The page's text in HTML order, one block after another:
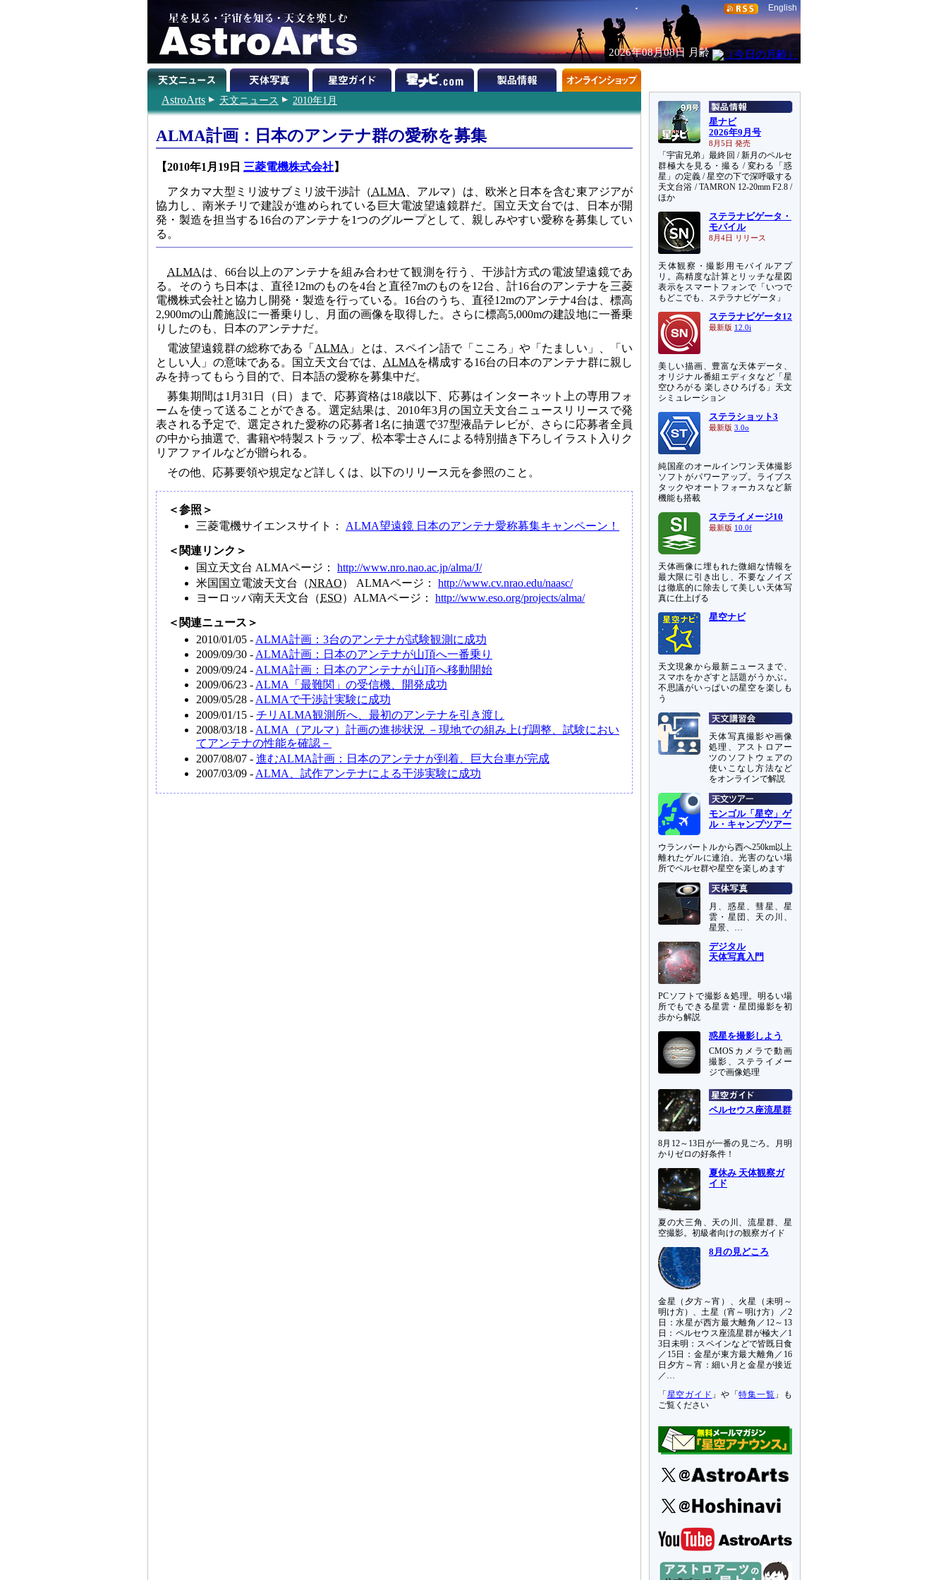
English
2026年08月08日 月齢
AstroArts 天文ニュース 2010年1月
ALMA計画：日本のアンテナ群の愛称を募集
【2010年1月19日 三菱電機株式会社】
アタカマ大型ミリ波サブミリ波干渉計（ALMA
、アルマ）は、欧米と日本を含む東アジアが
協力し、南米チリで建設が進められている巨大電波望遠鏡群だ。国立天文台では、日本が開
発・製造を担当する16台のアンテナを1つのグループとして、親しみやすい愛称を募集してい
る。
ALMA は、66台以上のアンテナを組み合わせて観測を行う、干渉計方式の電波望遠鏡であ
る。そのうち日本は、直径12mのものを4台と直径7mのものを12台、計16台のアンテナを三菱
電機株式会社と協力し開発・製造を行っている。16台のうち、直径12mのアンテナ4台は、標高
2,900mの山麓施設に一番乗りし、月面の画像を取得した。さらに標高5,000mの建設地に一番乗
りしたのも、日本のアンテナだ。
電波望遠鏡群の総称である「 ALMA 」とは、スペイン語で「こころ」や「たましい」、「い
としい人」の意味である。国立天文台では、 ALMA を構成する16台の日本のアンテナ群に親し
みを持ってもらう目的で、日本語の愛称を募集中だ。
募集期間は1月31日（日）まで、応募資格は18歳以下、応募はインターネット上の専用フォ
ームを使って送ることができる。選定結果は、2010年3月の国立天文台ニュースリリースで発
表される予定で、選定された愛称の応募者1名に抽選で37型液晶テレビが、さらに応募者全員
の中から抽選で、書籍や特製ストラップ、松本零士さんによる特別描き下ろしイラスト入りク
リアファイルなどが贈られる。
その他、応募要領や規定など詳しくは、以下のリリース元を参照のこと。
＜参照＞
三菱電機サイエンスサイト： ALMA望遠鏡 日本のアンテナ愛称募集キャンペーン！
＜関連リンク＞
国立天文台 ALMAページ： http://www.nro.nao.ac.jp/alma/J/
米国国立電波天文台（NRAO） ALMAページ： http://www.cv.nrao.edu/naasc/
ヨーロッパ南天天文台（ESO）ALMAページ： http://www.eso.org/projects/alma/
＜関連ニュース＞
2010/01/05 - ALMA計画：3台のアンテナが試験観測に成功
2009/09/30 - ALMA計画：日本のアンテナが山頂へ一番乗り
2009/09/24 - ALMA計画：日本のアンテナが山頂へ移動開始
2009/06/23 - ALMA「最難関」の受信機、開発成功
2009/05/28 - ALMAで干渉計実験に成功
2009/01/15 - チリALMA観測所へ、最初のアンテナを引き渡し
2008/03/18 - ALMA（アルマ）計画の進捗状況 －現地での組み上げ調整、試験におい
てアンテナの性能を確認－
2007/08/07 - 進むALMA計画：日本のアンテナが到着、巨大台車が完成
2007/03/09 - ALMA、試作アンテナによる干渉実験に成功
星ナビ
2026年9月号
8月5日 発売
「宇宙兄弟」最終回 / 新月のペルセ
群極大を見る・撮る / 変わる「惑
星」の定義 / 星空の下で深呼吸する
天文台浴 / TAMRON 12-20mm F2.8 /
ほか
ステラナビゲータ・
モバイル
8月4日 リリース
天体観察・撮影用モバイルアプ
リ。高精度な計算とリッチな星図
表示をスマートフォンで「いつで
もどこでも、ステラナビゲータ」
ステラナビゲータ12
最新版 12.0i
美しい描画、豊富な天体データ、
オリジナル番組エディタなど「星
空ひろがる 楽しさひろげる」天文
シミュレーション
ステラショット3
最新版 3.0o
純国産のオールインワン天体撮影
ソフトがパワーアップ。ライブス
タックやオートフォーカスなど新
機能も搭載
ステライメージ10
最新版 10.0f
天体画像に埋もれた微細な情報を
最大限に引き出し、不要なノイズ
は徹底的に除去して美しい天体写
真に仕上げる
星空ナビ
天文現象から最新ニュースまで、
スマホをかざすと話題がうかぶ。
不思議がいっぱいの星空を楽しも
う
天体写真撮影や画像
処理、アストロアー
ツのソフトウェアの
使いこなし方法など
をオンラインで解説
モンゴル「星空」ゲ
ル・キャンプツアー
ウランバートルから西へ250km以上
離れたゲルに連泊。光害のない場
所でペルセ群や星空を楽しめます
月、惑星、彗星、星
雲・星団、天の川、
星景、…
デジタル
天体写真入門
PCソフトで撮影＆処理。明るい場
所でもできる星雲・星団撮影を初
歩から解説
惑星を撮影しよう
CMOSカメラで動画
撮影、ステライメー
ジで画像処理
ペルセウス座流星群
8月12～13日が一番の見ごろ。月明
かりゼロの好条件！
夏休み 天体観察ガ
イド
夏の大三角、天の川、流星群、星
空撮影。初級者向けの観察ガイド
8月の見どころ
金星（夕方～宵）、火星（未明～
明け方）、土星（宵～明け方）／2
日：水星が西方最大離角／12～13
日：ペルセウス座流星群が極大／1
3日未明：スペインなどで皆既日食
／15日：金星が東方最大離角／16
日夕方～宵：細い月と金星が接近
／…
「 星空ガイド 」や「特集一覧 」も
ご覧ください